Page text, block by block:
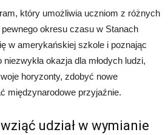
który umożliwia uczniom z różnych
okresu czasu w Stanach
w amerykańskiej szkole i poznając
okazja dla młodych ludzi,
horyzonty, zdobyć nowe
międzynarodowe przyjaźnie.
udział w wymianie